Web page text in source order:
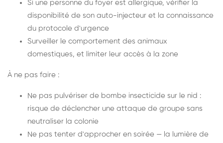
Si une personne du foyer est allergique, vérifier la
disponibilité de son auto-injecteur et la connaissance
du protocole d'urgence
Surveiller le comportement des animaux
domestiques, et limiter leur accès à la zone
À ne pas faire :
Ne pas pulvériser de bombe insecticide sur le nid :
risque de déclencher une attaque de groupe sans
neutraliser la colonie
Ne pas tenter d'approcher en soirée — la lumière de